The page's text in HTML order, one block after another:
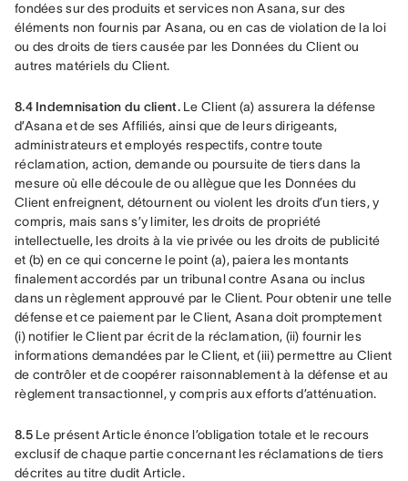
fondées sur des produits et services non Asana, sur des
éléments non fournis par Asana, ou en cas de violation de la loi
ou des droits de tiers causée par les Données du Client ou
autres matériels du Client.
8.4 Indemnisation du client. Le Client (a) assurera la défense
d’Asana et de ses Affiliés, ainsi que de leurs dirigeants,
administrateurs et employés respectifs, contre toute
réclamation, action, demande ou poursuite de tiers dans la
mesure où elle découle de ou allègue que les Données du
Client enfreignent, détournent ou violent les droits d’un tiers, y
compris, mais sans s’y limiter, les droits de propriété
intellectuelle, les droits à la vie privée ou les droits de publicité
et (b) en ce qui concerne le point (a), paiera les montants
finalement accordés par un tribunal contre Asana ou inclus
dans un règlement approuvé par le Client. Pour obtenir une telle
défense et ce paiement par le Client, Asana doit promptement
(i) notifier le Client par écrit de la réclamation, (ii) fournir les
informations demandées par le Client, et (iii) permettre au Client
de contrôler et de coopérer raisonnablement à la défense et au
règlement transactionnel, y compris aux efforts d’atténuation.
8.5 Le présent Article énonce l’obligation totale et le recours
exclusif de chaque partie concernant les réclamations de tiers
décrites au titre dudit Article.